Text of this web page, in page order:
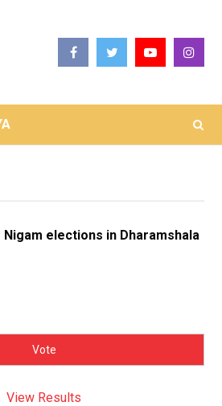
Nigam elections in Dharamshala
View Results